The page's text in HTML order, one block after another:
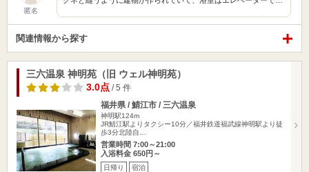
匿名
関連情報から探す
三六温泉 神明苑（旧 ウェル神明苑）
3.0点 / 5 件
福井県 / 鯖江市 / 三六温泉
神明駅124m
JR鯖江駅よりタクシー10分／福井鉄道福武線神明駅より徒
歩3分北陸自…
営業時間 7:00～21:00
入浴料金 650円～
日帰り 宿泊